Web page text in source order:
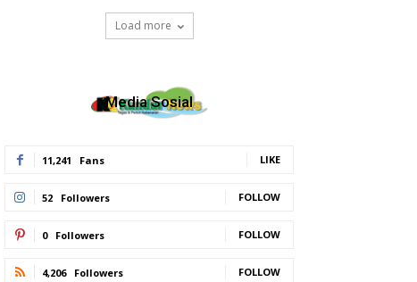
Load more
Media Sosial
11,241 Fans LIKE
52 Followers FOLLOW
0 Followers FOLLOW
4,206 Followers FOLLOW